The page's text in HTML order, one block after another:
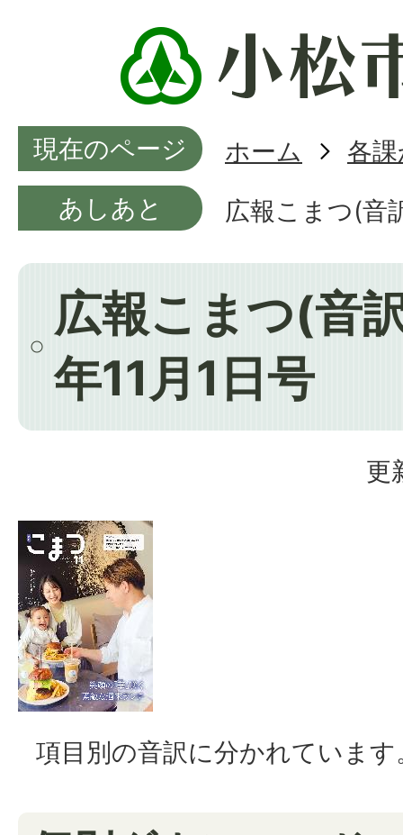
現在のページ ホーム
各
あしあと
広報こまつ(音
広報こまつ(音
年11月1日号
更
項目別の音訳に分かれています